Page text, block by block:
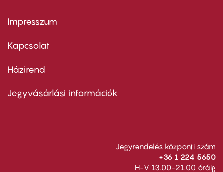
Footer
first
Impresszum
Kapcsolat
Footer
second
Házirend
Jegyvásárlási információk
Jegyrendelés központi szám
+36 1 224 5650
H-V 13.00-21.00 óráig